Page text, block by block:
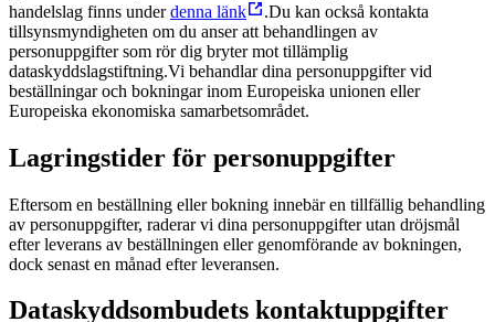
handelslag finns underdenna länk .Du kan också kontakta
tillsynsmyndigheten om du anser att behandlingen av
personuppgifter som rör dig bryter mot tillämplig
dataskyddslagstiftning.Vi behandlar dina personuppgifter vid
beställningar och bokningar inom Europeiska unionen eller
Europeiska ekonomiska samarbetsområdet.
Lagringstider för personuppgifter
Eftersom en beställning eller bokning innebär en tillfällig behandling
av personuppgifter, raderar vi dina personuppgifter utan dröjsmål
efter leverans av beställningen eller genomförande av bokningen,
dock senast en månad efter leveransen.
Dataskyddsombudets kontaktuppgifter